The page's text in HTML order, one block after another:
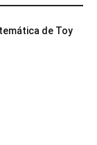
de Toy